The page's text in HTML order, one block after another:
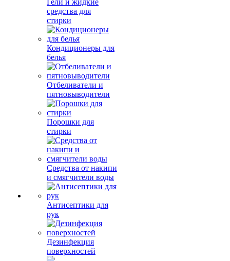
Гели и жидкие
средства для
стирки
Кондиционеры для
белья
Отбеливатели и
пятновыводители
Порошки для
стирки
Средства от накипи
и смягчители воды
Антисептики для
рук
Дезинфекция
поверхностей